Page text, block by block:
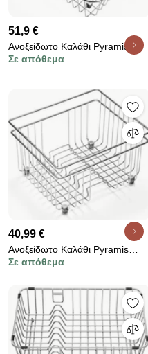
51,9 €
Ανοξείδωτο Καλάθι Pyramis
Athena - Alea
Σε απόθεμα
40,99 €
Ανοξείδωτο Καλάθι Pyramis
Alazia ii
Σε απόθεμα